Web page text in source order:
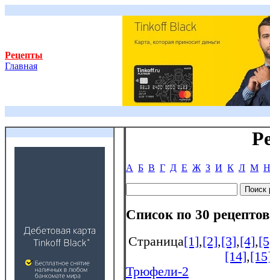
Рецепты
Главная
А Б В Г Д Е Ж З И К Л М Н
Список по 30
Страница[1],[2],[3],[4],
[14],
Трюфели-2